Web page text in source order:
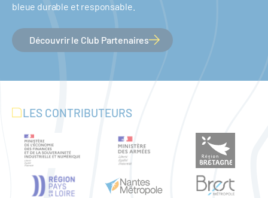
bleue durable et responsable.
Découvrir le Club Partenaires
LES CONTRIBUTEURS